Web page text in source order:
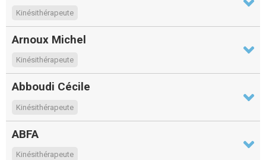
Kinésithérapeute
Arnoux Michel
Kinésithérapeute
Abboudi Cécile
Kinésithérapeute
ABFA
Kinésithérapeute